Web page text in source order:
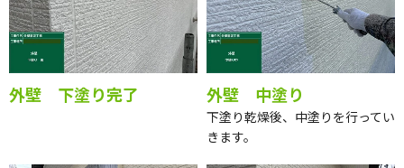
外壁 下塗り完了 外壁 中塗り
下塗り乾燥後、中塗りを行ってい
きます。